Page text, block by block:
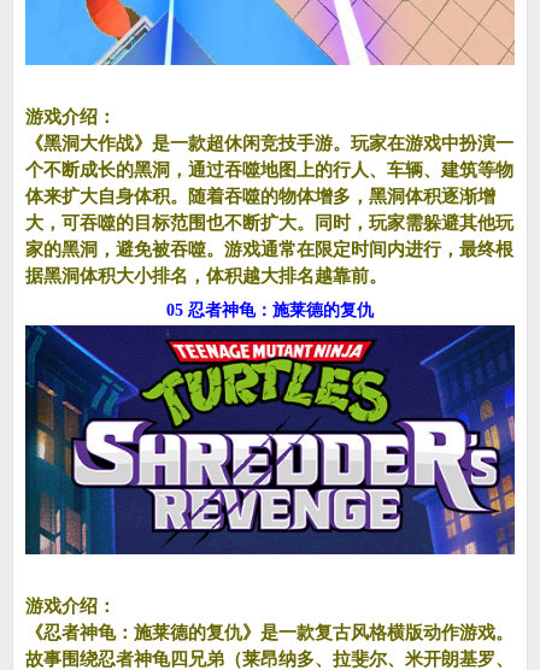
游戏介绍：
《黑洞大作战》是一款超休闲竞技手游。玩家在游戏中扮演一
个不断成长的黑洞，通过吞噬地图上的行人、车辆、建筑等物
体来扩大自身体积。随着吞噬的物体增多，黑洞体积逐渐增
大，可吞噬的目标范围也不断扩大。同时，玩家需躲避其他玩
家的黑洞，避免被吞噬。游戏通常在限定时间内进行，最终根
据黑洞体积大小排名，体积越大排名越靠前。
05 忍者神龟：施莱德的复仇
游戏介绍：
《忍者神龟：施莱德的复仇》是一款复古风格横版动作游戏。
故事围绕忍者神龟四兄弟（莱昂纳多、拉斐尔、米开朗基罗、